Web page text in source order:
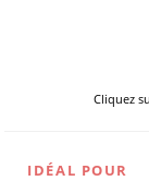
Cliquez
IDÉAL POUR